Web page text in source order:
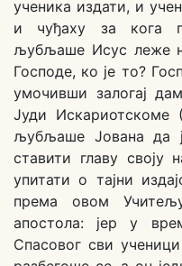
ученика издати, и
и чуђаху за кога
љубљаше Исус леже
Господе, ко је то?
умочивши залогај
Јуди Искариотскоме
љубљаше Јована да
ставити главу
упитати о тајни
према овом
апостола: јер у
Спасовог сви